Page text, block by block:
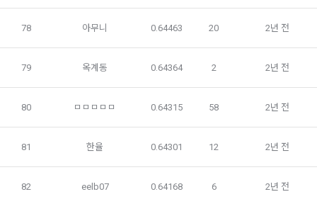
나. 기타 구매 신청에 승낙하는 것이 “사이트” 기술상 현저히 지
용자에게 도달한 시점에 계약이 성립한 것으로 본다.
확인 및 판매 가능 여부, 구매 신청의 정정 취소 등에 관한 정보
등을 포함하여야 한다.
Mailchimp         뉴스레터 발송 대행
나. 다음의 경우에는 합당한 절차를 통하여 개인정보를 제공 또
1) ‘기업 회원’(채용 의뢰 기업)에게 개인정보 제공
데이콘 인재풀 등록 회원의 개인정보는 데이콘 인재풀 서비스의
채용 의뢰가 있는 불특정 다수의 기업 회원이 열람할 수 있음.
-개인 정보를 제공 받는자 : 기업회원
78 아무니 0.64463 20 2년 전
79 옥계동 0.64364 2 2년 전
80 ㅁㅁㅁㅁㅁ 0.64315 58 2년 전
81 한율 0.64301 12 2년 전
82 eelb07 0.64168 6 2년 전